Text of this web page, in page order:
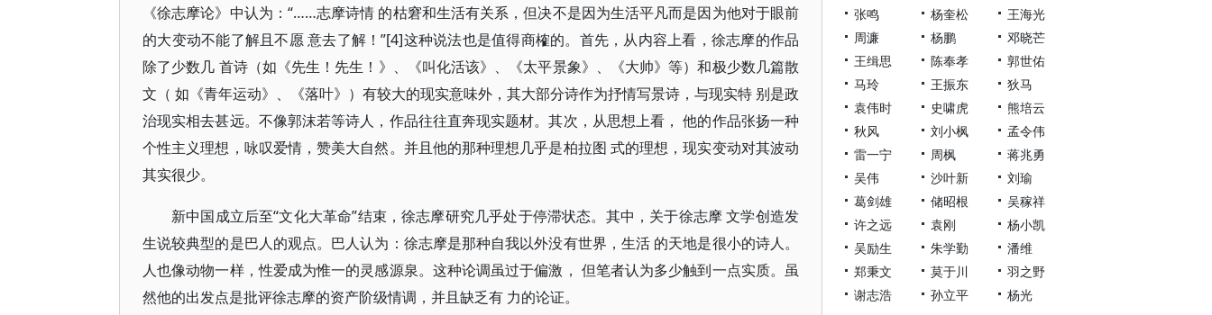
《徐志摩论》中认为：“……志摩诗情 的枯窘和生活有关系，但决不是因为生活平凡而是因为他对于眼前
的大变动不能了解且不愿 意去了解！”[4]这种说法也是值得商榷的。首先，从内容上看，徐志摩的作品
除了少数几 首诗（如《先生！先生！》、《叫化活该》、《太平景象》、《大帅》等）和极少数几篇散
文（ 如《青年运动》、《落叶》）有较大的现实意味外，其大部分诗作为抒情写景诗，与现实特 别是政
治现实相去甚远。不像郭沫若等诗人，作品往往直奔现实题材。其次，从思想上看， 他的作品张扬一种
个性主义理想，咏叹爱情，赞美大自然。并且他的那种理想几乎是柏拉图 式的理想，现实变动对其波动
其实很少。
新中国成立后至“文化大革命”结束，徐志摩研究几乎处于停滞状态。其中，关于徐志摩 文学创造发
生说较典型的是巴人的观点。巴人认为：徐志摩是那种自我以外没有世界，生活 的天地是很小的诗人。
人也像动物一样，性爱成为惟一的灵感源泉。这种论调虽过于偏激， 但笔者认为多少触到一点实质。虽
然他的出发点是批评徐志摩的资产阶级情调，并且缺乏有 力的论证。
张鸣
杨奎松
王海光
周濂
杨鹏
邓晓芒
王缉思
陈奉孝
郭世佑
马玲
王振东
狄马
袁伟时
史啸虎
熊培云
秋风
刘小枫
孟令伟
雷一宁
周枫
蒋兆勇
吴伟
沙叶新
刘瑜
葛剑雄
储昭根
吴稼祥
许之远
袁刚
杨小凯
吴励生
朱学勤
潘维
郑秉文
莫于川
羽之野
谢志浩
孙立平 杨光